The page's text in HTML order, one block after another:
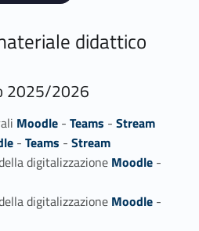
didattico
2025/2026
Moodle- Teams - Stream
- Teams - Stream
digitalizzazione Moodle-
digitalizzazione Moodle-